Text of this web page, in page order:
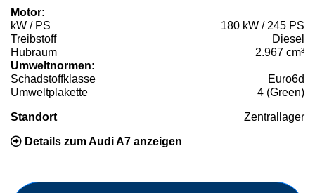
Motor:
kW / PS
180 kW / 245 PS
Treibstoff
Diesel
Hubraum
2.967 cm³
Umweltnormen:
Schadstoffklasse
Euro6d
Umweltplakette
4 (Green)
Standort Zentrallager
Details zum Audi A7 anzeigen